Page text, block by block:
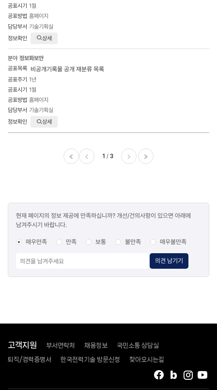
1월
홈페이지
기술기획실
상세
정보화보안
비공개기록물 공개 재분류 목록
1년
1월
홈페이지
기술기획실
상세
1 3
만족도
조사
현재 페이지의 정보 제공에 만족하십니까? 개선/건의사항이 있으면 아래에
남겨주시기 바랍니다.
매우만족 만족 보통 불만족 매우불만족
의견 남기기
고객지원 부서연락처 채용정보 국민소통 상담실
퇴직/경력증명서 한국전력기술 방문신청 찾아오시는길